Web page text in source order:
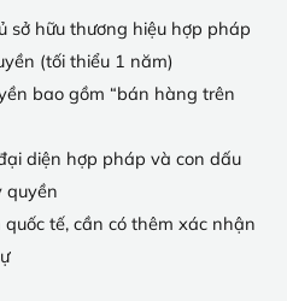
sở hữu thương hiệu hợp pháp
(tối thiểu 1 năm)
bao gồm “bán hàng trên
diện hợp pháp và con dấu
quyền
tế, cần có thêm xác nhận